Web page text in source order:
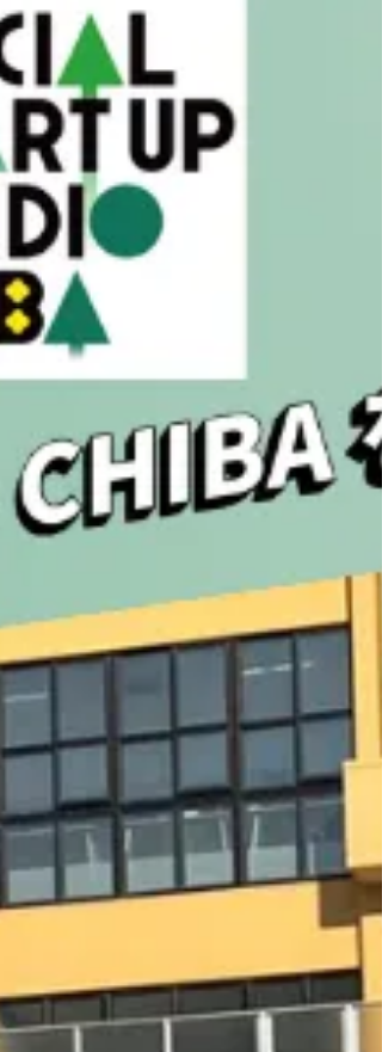
取り上げたのは、河西が日頃から街歩きの中で行ってい
「エスノグラフィ（行動観察）」の手法です。実際に街中
で撮影された「ユーザーの日常のワンシーン」の写真を
い、そこから「この人は何に困っているのか？」「どん
需要が隠れているのか？」を推測するワークを行いまし
た。 普段見慣れた日常の風景の中に潜む「不便」や「願
い」を独自の視点についての見つけ方、確認の仕方の理
を深めました。 1年間の探究。目指すはビジネスコンテス
トで